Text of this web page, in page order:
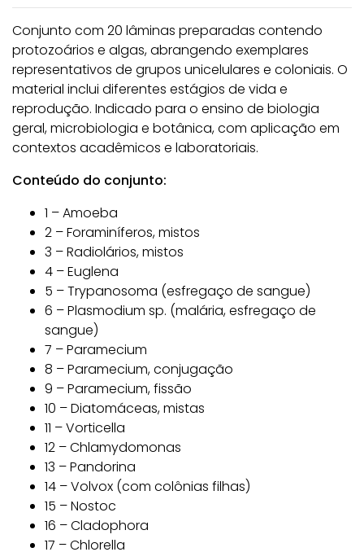
Conjunto com 20 lâminas preparadas contendo
protozoários e algas, abrangendo exemplares
representativos de grupos unicelulares e coloniais. O
material inclui diferentes estágios de vida e
reprodução. Indicado para o ensino de biologia
geral, microbiologia e botânica, com aplicação em
contextos acadêmicos e laboratoriais.
Conteúdo do conjunto:
1 – Amoeba
2 – Foraminíferos, mistos
3 – Radiolários, mistos
4 – Euglena
5 – Trypanosoma (esfregaço de sangue)
6 – Plasmodium sp. (malária, esfregaço de
sangue)
7 – Paramecium
8 – Paramecium, conjugação
9 – Paramecium, fissão
10 – Diatomáceas, mistas
11 – Vorticella
12 – Chlamydomonas
13 – Pandorina
14 – Volvox (com colônias filhas)
15 – Nostoc
16 – Cladophora
17 – Chlorella